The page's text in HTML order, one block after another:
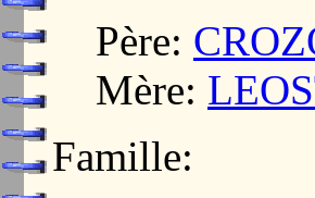
Père:
Mère:
Famille: